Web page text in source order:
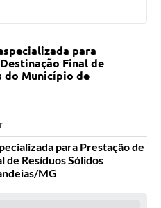
para
Final de
do Município de
para Prestação de
de Resíduos Sólidos
MG